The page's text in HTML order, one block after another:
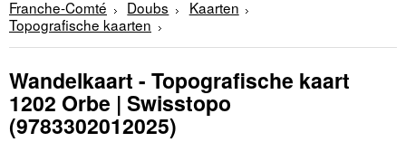
Franche-Comté
Doubs
Kaarten
Topografische kaarten
Wandelkaart - Topografische kaart
1202 Orbe | Swisstopo
(9783302012025)